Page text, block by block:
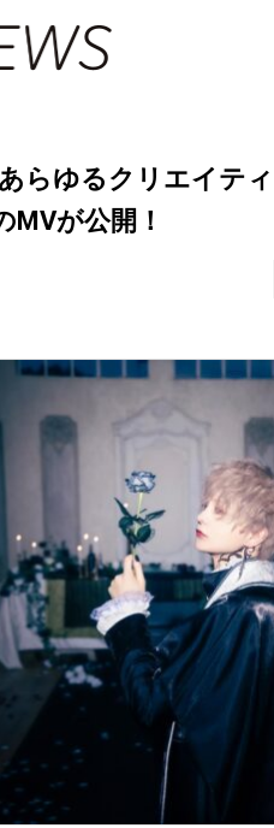
らゆるクリエイテ
MVが公開！